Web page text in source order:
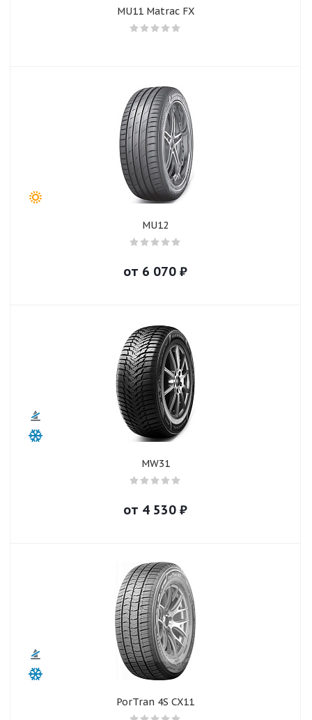
MU11 Matrac FX
MU12
от 6 070 ₽
MW31
от 4 530 ₽
PorTran 4S CX11